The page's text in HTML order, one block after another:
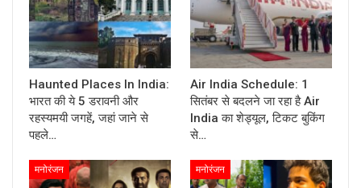
Haunted Places In India:
भारत की ये 5 डरावनी और
रहस्यमयी जगहें, जहां जाने से
पहले…
Air India Schedule: 1
सितंबर से बदलने जा रहा है Air
India का शेड्यूल, टिकट बुकिंग
से…
मनोरंजन मनोरंजन